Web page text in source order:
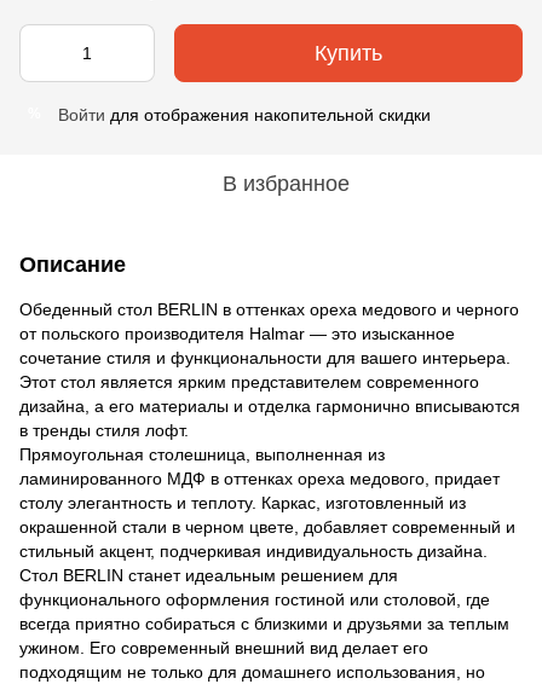
Купить
Войти для отображения накопительной скидки
В избранное
Описание
Обеденный стол BERLIN в оттенках ореха медового и черного
от польского производителя Halmar — это изысканное
сочетание стиля и функциональности для вашего интерьера.
Этот стол является ярким представителем современного
дизайна, а его материалы и отделка гармонично вписываются
в тренды стиля лофт.
Прямоугольная столешница, выполненная из
ламинированного МДФ в оттенках ореха медового, придает
столу элегантность и теплоту. Каркас, изготовленный из
окрашенной стали в черном цвете, добавляет современный и
стильный акцент, подчеркивая индивидуальность дизайна.
Стол BERLIN станет идеальным решением для
функционального оформления гостиной или столовой, где
всегда приятно собираться с близкими и друзьями за теплым
ужином. Его современный внешний вид делает его
подходящим не только для домашнего использования, но